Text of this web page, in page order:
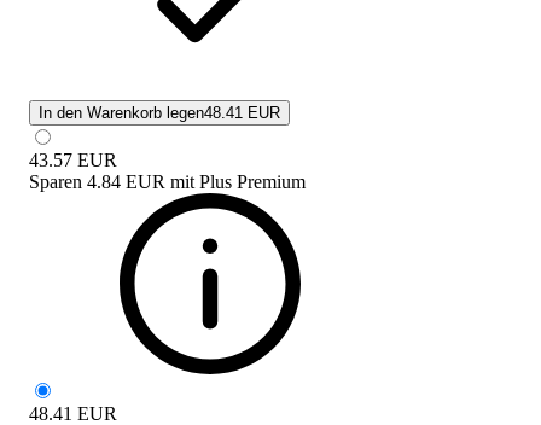
In den Warenkorb legen48.41 EUR
43.57 EUR
Sparen 4.84 EUR mit Plus Premium
48.41 EUR